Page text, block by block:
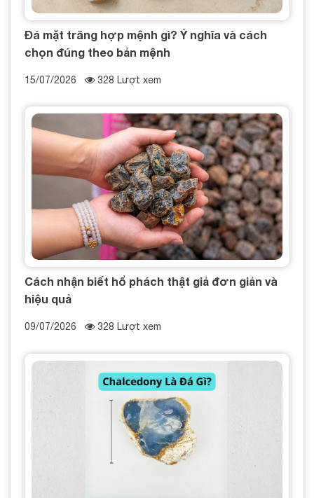
Đá mặt trăng hợp mệnh gì? Ý nghĩa và cách
chọn đúng theo bản mệnh
15/07/2026 328 Lượt xem
Cách nhận biết hổ phách thật giả đơn giản và
hiệu quả
09/07/2026 328 Lượt xem